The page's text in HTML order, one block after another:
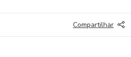
Compartilhar